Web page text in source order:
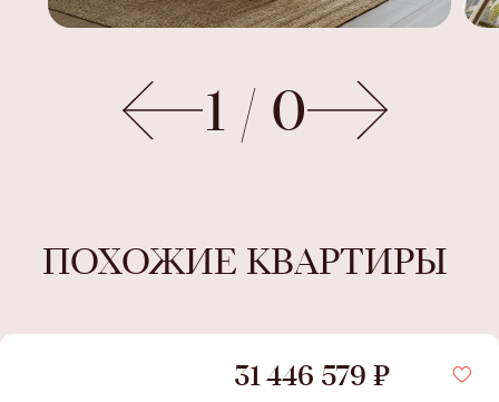
1 / 0
ПОХОЖИЕ КВАРТИРЫ
31 446 579 ₽